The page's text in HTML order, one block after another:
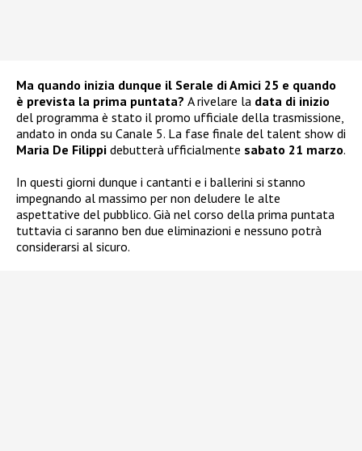
Ma quando inizia dunque il Serale di Amici 25 e quando
è prevista la prima puntata? A rivelare la data di inizio
del programma è stato il promo ufficiale della trasmissione,
andato in onda su Canale 5. La fase finale del talent show di
Maria De Filippi debutterà ufficialmente sabato 21 marzo.
In questi giorni dunque i cantanti e i ballerini si stanno
impegnando al massimo per non deludere le alte
aspettative del pubblico. Già nel corso della prima puntata
tuttavia ci saranno ben due eliminazioni e nessuno potrà
considerarsi al sicuro.